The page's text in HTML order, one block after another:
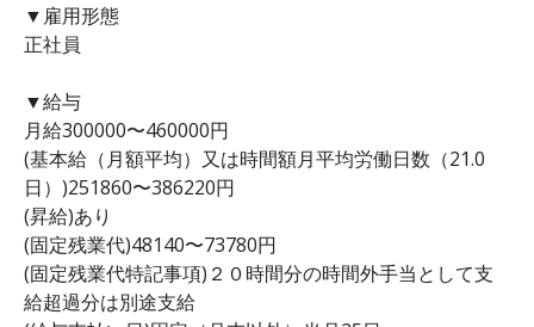
▼雇用形態
正社員
▼給与
月給300000〜460000円
(基本給（月額平均）又は時間額月平均労働日数（21.0
日）)251860〜386220円
(昇給)あり
(固定残業代)48140〜73780円
(固定残業代特記事項)２０時間分の時間外手当として支
給超過分は別途支給